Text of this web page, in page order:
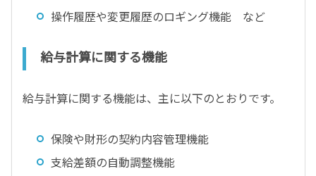
操作履歴や変更履歴のロギング機能 など
給与計算に関する機能
給与計算に関する機能は、主に以下のとおりです。
保険や財形の契約内容管理機能
支給差額の自動調整機能